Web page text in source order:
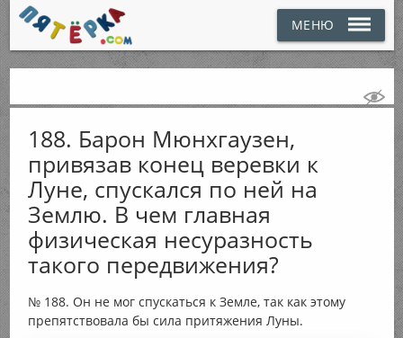
МЕНЮ
188. Барон Мюнхгаузен,
привязав конец веревки к
Луне, спускался по ней на
Землю. В чем главная
физическая несуразность
такого передвижения?
№ 188. Он не мог спускаться к Земле, так как этому
препятствовала бы сила притяжения Луны.